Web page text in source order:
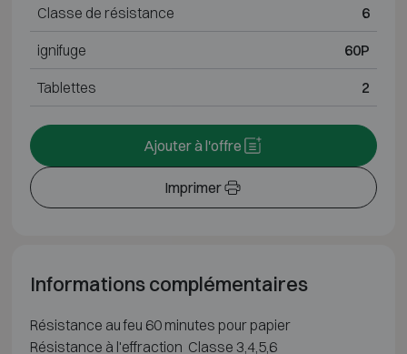
Classe de résistance 6
ignifuge 60P
Tablettes 2
Imprimer
Ajouter à l'offre
Informations complémentaires
Résistance au feu 60 minutes pour papier
Résistance à l'effraction Classe 3,4,5,6